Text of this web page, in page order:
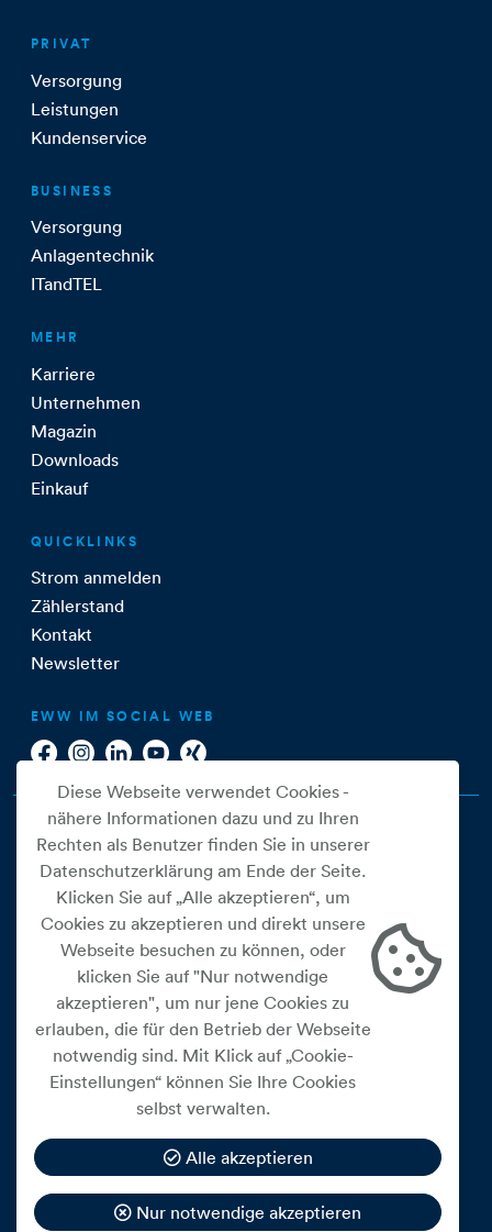
PRIVAT
Versorgung
Leistungen
Kundenservice
BUSINESS
Versorgung
Anlagentechnik
ITandTEL
MEHR
Karriere
Unternehmen
Magazin
Downloads
Einkauf
QUICKLINKS
Strom anmelden
Zählerstand
Kontakt
Newsletter
EWW IM SOCIAL WEB
Cookie Einstellungen
Datenschutz
Impressum
Widerrufsbelehrung
Medienfreiheitsgesetz
Barrierefreiheitserklärung
Hinweisgeberschutz
Diese Webseite verwendet Cookies -
nähere Informationen dazu und zu Ihren
Rechten als Benutzer finden Sie in unserer
Datenschutzerklärung am Ende der Seite.
Klicken Sie auf „Alle akzeptieren“, um
Cookies zu akzeptieren und direkt unsere
Webseite besuchen zu können, oder
klicken Sie auf "Nur notwendige
akzeptieren", um nur jene Cookies zu
erlauben, die für den Betrieb der Webseite
notwendig sind. Mit Klick auf „Cookie-
Einstellungen“ können Sie Ihre Cookies
selbst verwalten.
Alle akzeptieren
Nur notwendige akzeptieren